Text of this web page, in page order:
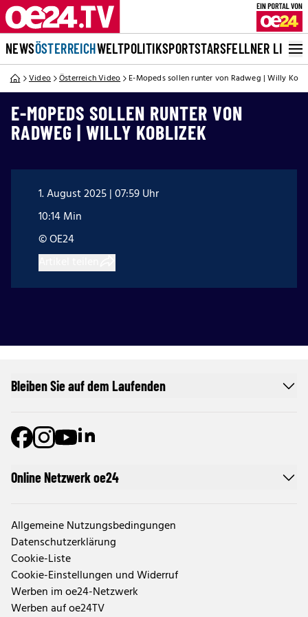
NEWSÖSTERREICHWELTPOLITIKSPORTSTARSFELLNER LIVE
Video Österreich Video E-Mopeds sollen runter von Radweg | Willy
E-MOPEDS SOLLEN RUNTER VON
RADWEG | WILLY KOBLIZEK
1. August 2025 | 07:59 Uhr
10:14 Min
© OE24
Online Netzwerk oe24
Allgemeine Nutzungsbedingungen
Datenschutzerklärung
Cookie-Liste
Cookie-Einstellungen und Widerruf
Werben im oe24-Netzwerk
Werben auf oe24TV
Bleiben Sie auf dem Laufenden